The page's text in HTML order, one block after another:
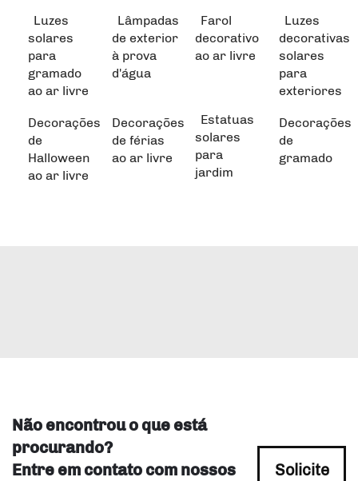
Luzes
solares
para
gramado
ao ar livre
Lâmpadas
de exterior
à prova
d'água
Farol
decorativo
ao ar livre
Luzes
decorativas
solares
para
exteriores
Decorações
de
Halloween
ao ar livre
Decorações
de férias
ao ar livre
Estatuas
solares
para
jardim
Decorações
de
gramado
Não encontrou o que está
procurando?
Entre em contato com nossos
Solicite